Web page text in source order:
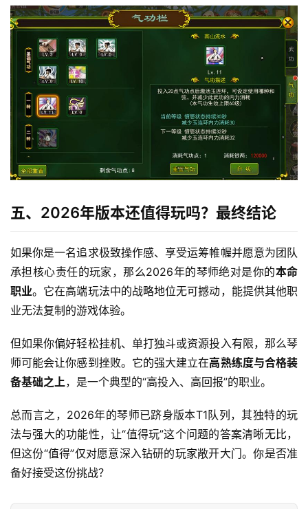
五、2026年版本还值得玩吗？最终结论
如果你是一名追求极致操作感、享受运筹帷幄并愿意为团队
承担核心责任的玩家，那么2026年的琴师绝对是你的本命
职业。它在高端玩法中的战略地位无可撼动，能提供其他职
业无法复制的游戏体验。
但如果你偏好轻松挂机、单打独斗或资源投入有限，那么琴
师可能会让你感到挫败。它的强大建立在高熟练度与合格装
备基础之上，是一个典型的“高投入、高回报”的职业。
总而言之，2026年的琴师已跻身版本T1队列，其独特的玩
法与强大的功能性，让“值得玩”这个问题的答案清晰无比，
但这份“值得”仅对愿意深入钻研的玩家敞开大门。你是否准
备好接受这份挑战？